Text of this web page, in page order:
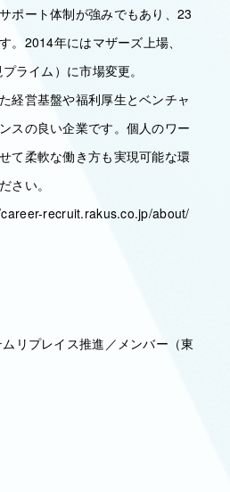
ポート体制が強みでもあり、23
。2014年にはマザーズ上場、
ライム）に市場変更。
経営基盤や福利厚生とベンチャ
スの良い企業です。個人のワー
て柔軟な働き方も実現可能な環
さい。
recruit.rakus.co.jp/about/
リプレイス推進／メンバー（東